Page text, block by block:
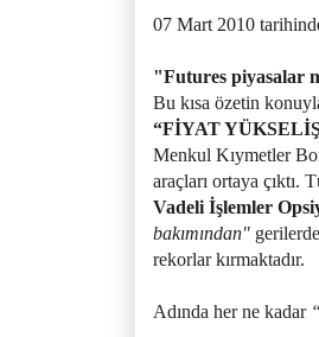
07 Mart 2010
"Futures piyasalar
Bu kısa özetin
“FİYAT
Menkul Kıymetler
araçları ortaya çıktı.
Vadeli İşlemler
bakımından"
rekorlar kırmaktadır.
Adında her ne kadar